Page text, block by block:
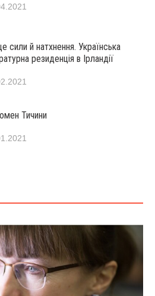
сили й натхнення. Українська
резиденція в Ірландії
Тичини